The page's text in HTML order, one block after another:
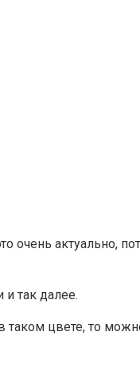
очень актуально,
так далее.
таком цвете, то